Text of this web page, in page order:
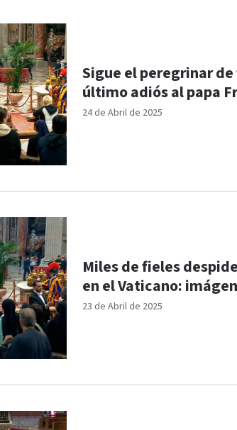
24 de Abril de 2025
Sigue el peregrinar
último adiós al papa
23 de Abril de 2025
Miles de fieles
en el Vaticano: